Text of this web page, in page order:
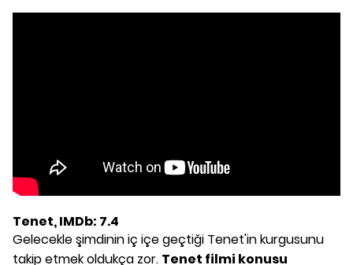
Tenet, IMDb: 7.4
Gelecekle şimdinin iç içe geçtiği Tenet'in kurgusunu
takip etmek oldukça zor. Tenet filmi konusu